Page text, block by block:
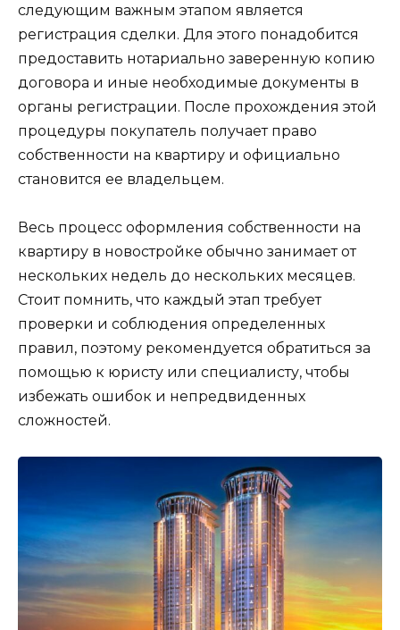
следующим важным этапом является
регистрация сделки. Для этого понадобится
предоставить нотариально заверенную копию
договора и иные необходимые документы в
органы регистрации. После прохождения этой
процедуры покупатель получает право
собственности на квартиру и официально
становится ее владельцем.
Весь процесс оформления собственности на
квартиру в новостройке обычно занимает от
нескольких недель до нескольких месяцев.
Стоит помнить, что каждый этап требует
проверки и соблюдения определенных
правил, поэтому рекомендуется обратиться за
помощью к юристу или специалисту, чтобы
избежать ошибок и непредвиденных
сложностей.